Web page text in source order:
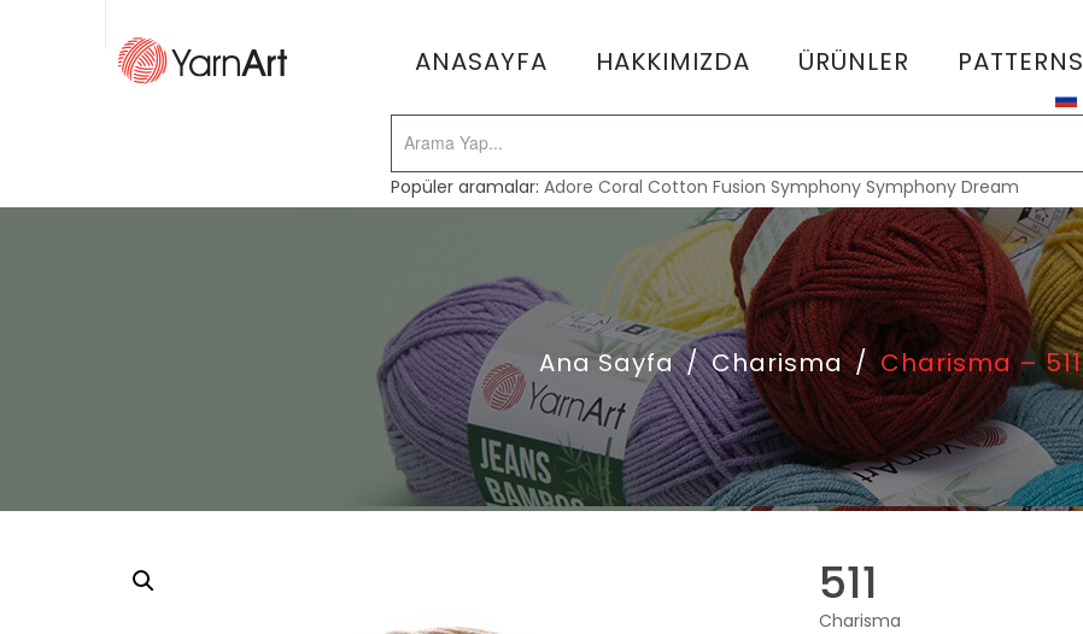
ANASAYFA HAKKIMIZDA ÜRÜNLER PATTERNS
Popüler aramalar:Adore Coral Cotton Fusion Symphony Symphony Dream
Ana Sayfa / Charisma / Charisma – 511
511
Charisma